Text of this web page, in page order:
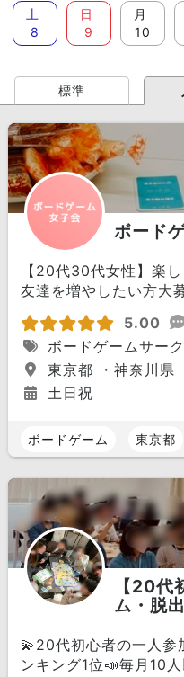
土
8
日
9
月
10
標準
ボード
【20代30代女性】楽
友達を増やしたい方大
5.00
ボードゲームサー
東京都 ・神奈川県
土日祝
ボードゲーム 東京都
【20代
ム・脱
💫20代初心者の一人参
ンキング1位📣毎月10